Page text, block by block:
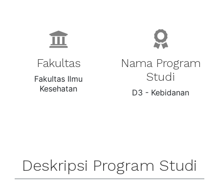
Fakultas
Fakultas Ilmu
Kesehatan
Nama Program
Studi
D3 - Kebidanan
Deskripsi Program Studi